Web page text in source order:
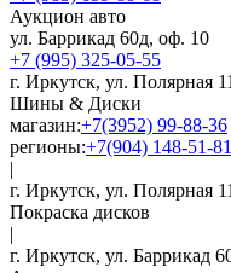
Аукцион авто
ул. Баррикад 60д, оф. 10
+7 (995) 325-05-55
г. Иркутск, ул. Полярная
Шины & Диски
магазин:+7(3952) 99-88-36
регионы:+7(904) 148-51-81
|
г. Иркутск, ул. Полярная
Покраска дисков
|
г. Иркутск, ул. Баррикад